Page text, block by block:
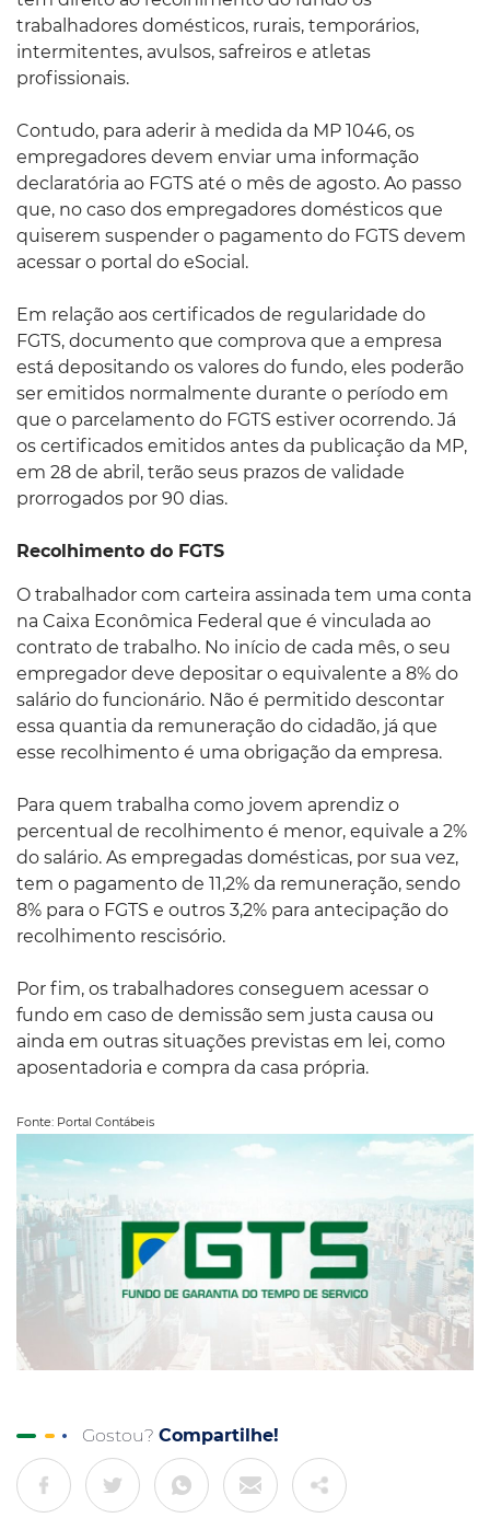
trabalhadores domésticos, rurais, temporários,
intermitentes, avulsos, safreiros e atletas
profissionais.
Contudo, para aderir à medida da MP 1046, os
empregadores devem enviar uma informação
declaratória ao FGTS até o mês de agosto. Ao passo
que, no caso dos empregadores domésticos que
quiserem suspender o pagamento do FGTS devem
acessar o portal do eSocial.
Em relação aos certificados de regularidade do
FGTS, documento que comprova que a empresa
está depositando os valores do fundo, eles poderão
ser emitidos normalmente durante o período em
que o parcelamento do FGTS estiver ocorrendo. Já
os certificados emitidos antes da publicação da MP,
em 28 de abril, terão seus prazos de validade
prorrogados por 90 dias.
Recolhimento do FGTS
O trabalhador com carteira assinada tem uma conta
na Caixa Econômica Federal que é vinculada ao
contrato de trabalho. No início de cada mês, o seu
empregador deve depositar o equivalente a 8% do
salário do funcionário. Não é permitido descontar
essa quantia da remuneração do cidadão, já que
esse recolhimento é uma obrigação da empresa.
Para quem trabalha como jovem aprendiz o
percentual de recolhimento é menor, equivale a 2%
do salário. As empregadas domésticas, por sua vez,
tem o pagamento de 11,2% da remuneração, sendo
8% para o FGTS e outros 3,2% para antecipação do
recolhimento rescisório.
Por fim, os trabalhadores conseguem acessar o
fundo em caso de demissão sem justa causa ou
ainda em outras situações previstas em lei, como
aposentadoria e compra da casa própria.
Fonte: Portal Contábeis
Gostou? Compartilhe!